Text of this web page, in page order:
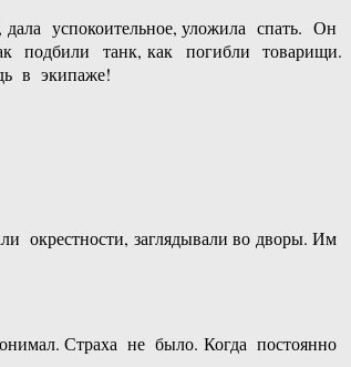
успокоительное, уложила спать. Он
подбили танк, как погибли товарищи.
в экипаже!
окрестности, заглядывали во дворы. Им
Страха не было. Когда постоянно